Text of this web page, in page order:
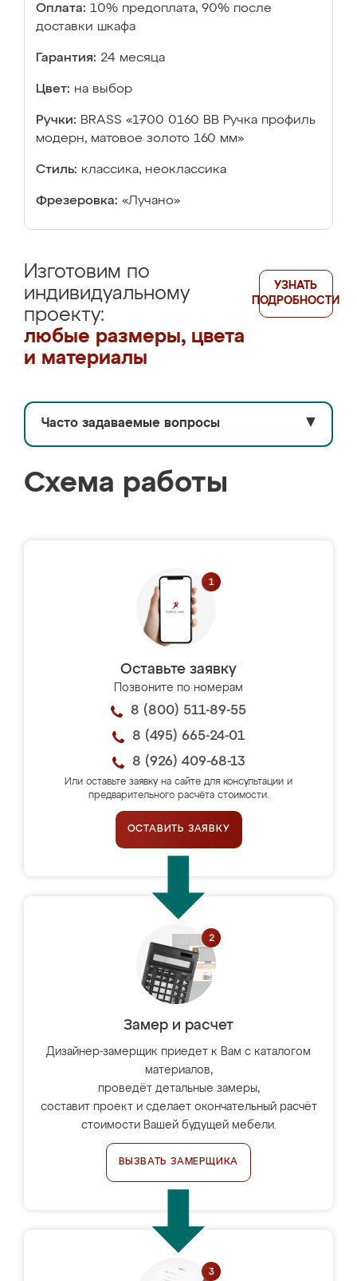
Оплата: 10% предоплата, 90% после
доставки шкафа
Гарантия: 24 месяца
Цвет: на выбор
Ручки: BRASS «1700 0160 BB Ручка профиль
модерн, матовое золото 160 мм»
Стиль: классика, неоклассика
Фрезеровка: «Лучано»
Изготовим по
индивидуальному
проекту:
любые размеры, цвета
и материалы
УЗНАТЬ
ПОДРОБНОСТИ
Часто задаваемые вопросы ▼
Схема работы
Оставьте заявку
Позвоните по номерам
8 (800) 511-89-55
8 (495) 665-24-01
8 (926) 409-68-13
Или оставьте заявку на сайте для консультации и
предварительного расчёта стоимости.
ОСТАВИТЬ ЗАЯВКУ
Замер и расчет
Дизайнер-замерщик приедет к Вам с каталогом
материалов,
проведёт детальные замеры,
составит проект и сделает окончательный расчёт
стоимости Вашей будущей мебели.
ВЫЗВАТЬ ЗАМЕРЩИКА